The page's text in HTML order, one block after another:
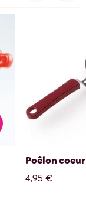
Poêlon
4,95 €